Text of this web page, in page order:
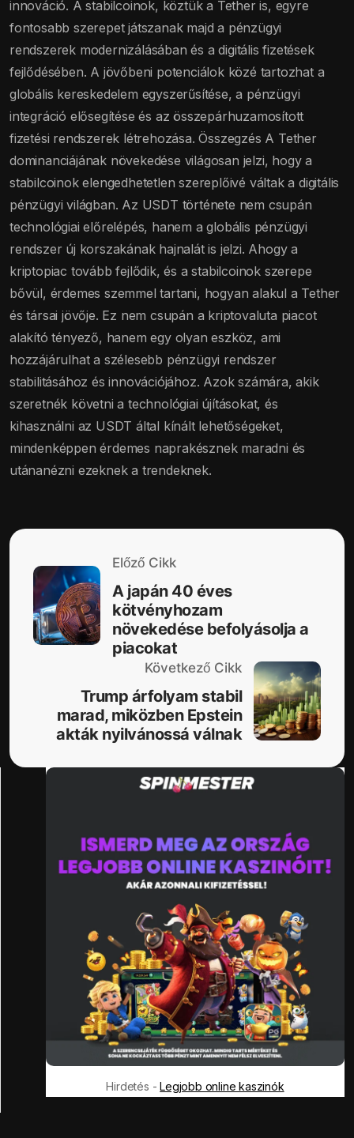
innováció. A stabilcoinok, köztük a Tether is, egyre
fontosabb szerepet játszanak majd a pénzügyi
rendszerek modernizálásában és a digitális fizetések
fejlődésében. A jövőbeni potenciálok közé tartozhat a
globális kereskedelem egyszerűsítése, a pénzügyi
integráció elősegítése és az összepárhuzamosított
fizetési rendszerek létrehozása. Összegzés A Tether
dominanciájának növekedése világosan jelzi, hogy a
stabilcoinok elengedhetetlen szereplőivé váltak a digitális
pénzügyi világban. Az USDT története nem csupán
technológiai előrelépés, hanem a globális pénzügyi
rendszer új korszakának hajnalát is jelzi. Ahogy a
kriptopiac tovább fejlődik, és a stabilcoinok szerepe
bővül, érdemes szemmel tartani, hogyan alakul a Tether
és társai jövője. Ez nem csupán a kriptovaluta piacot
alakító tényező, hanem egy olyan eszköz, ami
hozzájárulhat a szélesebb pénzügyi rendszer
stabilitásához és innovációjához. Azok számára, akik
szeretnék követni a technológiai újításokat, és
kihasználni az USDT által kínált lehetőségeket,
mindenképpen érdemes naprakésznek maradni és
utánanézni ezeknek a trendeknek.
Előző Cikk
A japán 40 éves
kötvényhozam
növekedése befolyásolja a
piacokat
Következő Cikk
Trump árfolyam stabil
marad, miközben Epstein
akták nyilvánossá válnak
Hirdetés -Legjobb online kaszinók